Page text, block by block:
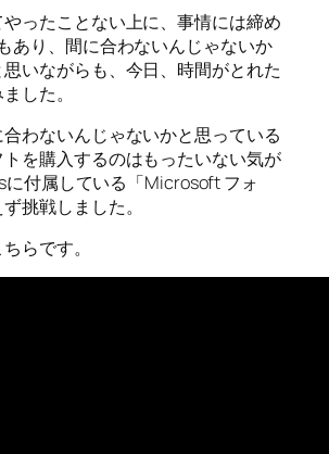
ったことない上に、事情には締め
あり、間に合わないんじゃないか
いながらも、今日、時間がとれた
した。
わないんじゃないかと思っている
を購入するのはもったいない気が
に付属している「Microsoft フォ
挑戦しました。
らです。